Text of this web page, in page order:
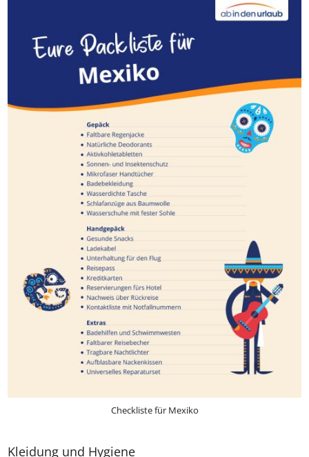
Checkliste für Mexiko
Kleidung und Hygiene